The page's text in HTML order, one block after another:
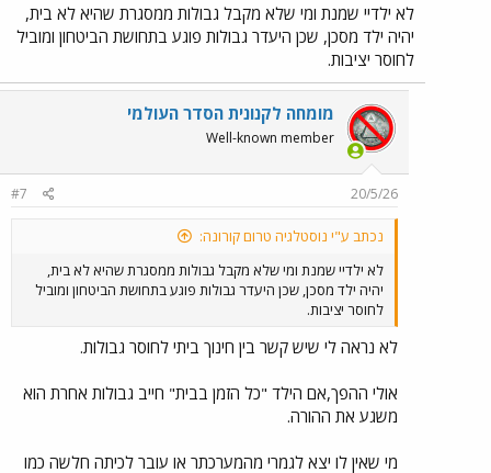
לא ילדיי שמנת ומי שלא מקבל גבולות ממסגרת שהיא לא בית,
יהיה ילד מסכן, שכן היעדר גבולות פוגע בתחושת הביטחון ומוביל
לחוסר יציבות.
מומחה לקנונית הסדר העולמי
Well-known member
20/5/26
#7
נכתב ע"י נוסטלגיה טרום קורונה:
לא ילדיי שמנת ומי שלא מקבל גבולות ממסגרת שהיא לא בית,
יהיה ילד מסכן, שכן היעדר גבולות פוגע בתחושת הביטחון ומוביל
לחוסר יציבות.
לא נראה לי שיש קשר בין חינוך ביתי לחוסר גבולות.
אולי ההפך,אם הילד "כל הזמן בבית" חייב גבולות אחרת הוא
משגע את ההורה.
מי שאין לו יצא לגמרי מהמערכתר או עובר לכיתה חלשה כמו